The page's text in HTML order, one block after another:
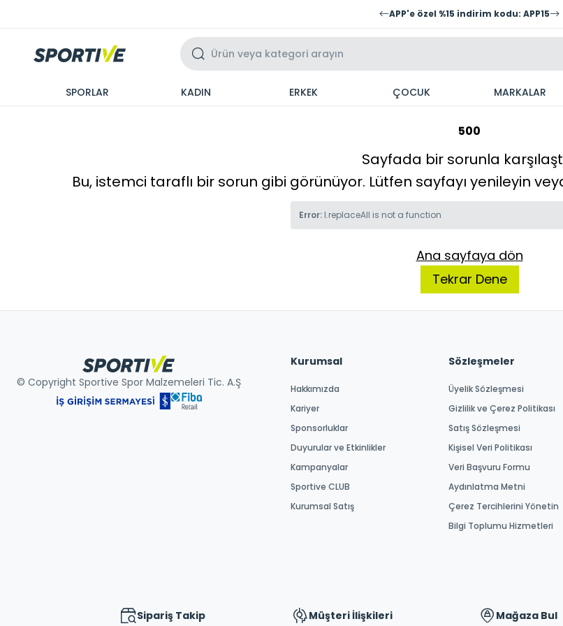
APP'e özel %15 indirim kodu: APP15
SPORLAR KADIN ERKEK ÇOCUK MARKALAR
500
Sayfada bir sorunla
Bu, istemci taraflı bir sorun gibi görünüyor. Lütfen sayfayı yenileyin
Error: l.replaceAll is not a function
Ana sayfaya dön
Tekrar Dene
© Copyright Sportive Spor Malzemeleri Tic. A.Ş
Kurumsal
Hakkımızda
Kariyer
Sponsorluklar
Duyurular ve Etkinlikler
Kampanyalar
Sportive CLUB
Kurumsal Satış
Sözleşmeler
Üyelik Sözleşmesi
Gizlilik ve Çerez Politikası
Satış Sözleşmesi
Kişisel Veri Politikası
Veri Başvuru Formu
Aydınlatma Metni
Çerez Tercihlerini Yönetin
Bilgi Toplumu Hizmetleri
Sipariş Takip Müşteri İlişkileri Mağaza Bul